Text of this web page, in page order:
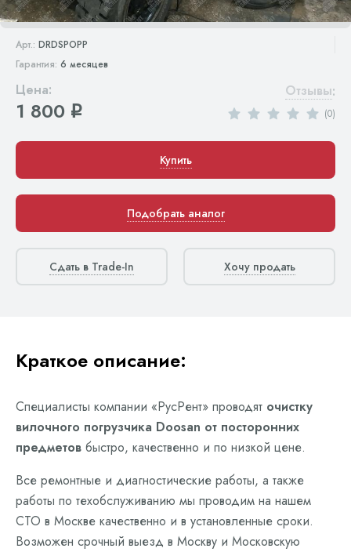
Арт.: DRDSPOPP
Гарантия: 6 месяцев
Цена:
1 800 q
Отзывы:
(0)
Купить
Подобрать аналог
Сдать в Trade-In Хочу продать
Краткое описание:
Специалисты компании «РусРент» проводят очистку
вилочного погрузчика Doosan от посторонних
предметов быстро, качественно и по низкой цене.
Все ремонтные и диагностические работы, а также
работы по техобслуживанию мы проводим на нашем
СТО в Москве качественно и в установленные сроки.
Возможен срочный выезд в Москву и Московскую